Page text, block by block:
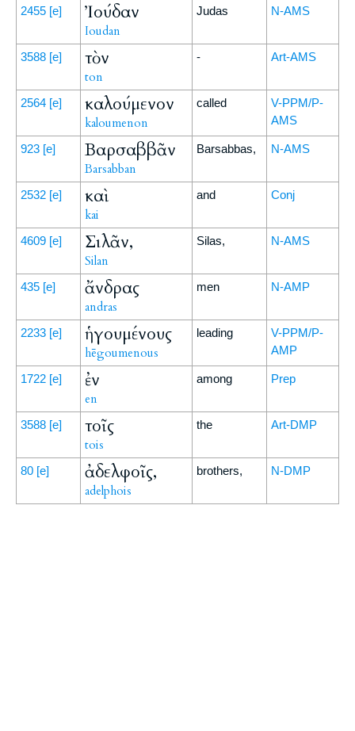
2455 [e] Ἰούδαν
Ioudan
Judas N-AMS
3588 [e] τὸν
ton
- Art-AMS
2564 [e] καλούμενον
kaloumenon
called
V-PPM/P-
AMS
923 [e] Βαρσαββᾶν
Barsabban
Barsabbas, N-AMS
2532 [e] καὶ
kai
and Conj
4609 [e] Σιλᾶν,
Silan
Silas, N-AMS
435 [e] ἄνδρας
andras
men N-AMP
2233 [e] ἡγουμένους
hēgoumenous
leading
V-PPM/P-
AMP
1722 [e] ἐν
en
among Prep
3588 [e] τοῖς
tois
the Art-DMP
80 [e] ἀδελφοῖς,
adelphois
brothers, N-DMP